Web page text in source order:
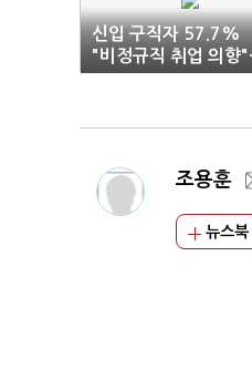
신입 구직자 57.7%
"비정규직 취업 의향
5.9%P↑
조용훈
뉴스북